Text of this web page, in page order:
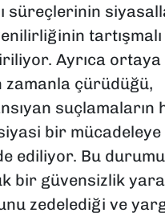
süreçlerinin
tartışmalı
Ayrıca ortaya
zamanla çürüdüğü,
suçlamaların
bir mücadeleye
ediliyor. Bu
bir güvensizlik
zedelediği ve